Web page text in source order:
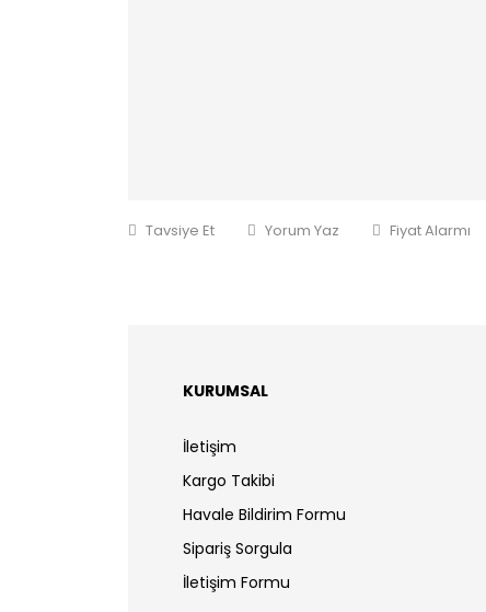
Tavsiye Et Yorum Yaz Fiyat Alarmı
KURUMSAL
İletişim
Kargo Takibi
Havale Bildirim Formu
Sipariş Sorgula
İletişim Formu